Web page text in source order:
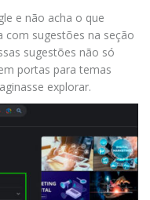
e não acha o que
com sugestões na seção
sugestões não só
portas para temas
explorar.